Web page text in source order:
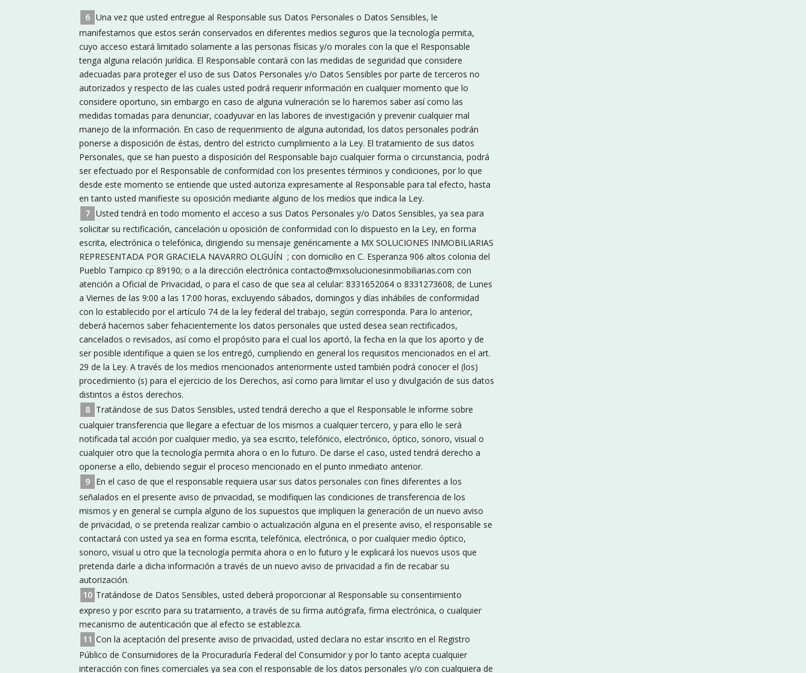
Una vez que usted entregue al Responsable sus Datos Personales o Datos Sensibles, le
manifestamos que estos serán conservados en diferentes medios seguros que la tecnología permita,
cuyo acceso estará limitado solamente a las personas físicas y/o morales con la que el Responsable
tenga alguna relación jurídica.​ El Responsable contará con las medidas de seguridad que considere
adecuadas para proteger el uso de sus Datos Personales y/o Datos Sensibles por parte de terceros no
autorizados y respecto de las cuales usted podrá requerir información en cualquier momento que lo
considere oportuno, sin embargo en caso de alguna vulneración se lo haremos saber así como las
medidas tomadas para denunciar, coadyuvar en las labores de investigación y prevenir cualquier mal
manejo de la información. En caso de requerimiento de alguna autoridad, los datos personales podrán
ponerse a disposición de éstas, dentro del estricto cumplimiento a la Ley. El tratamiento de sus datos
Personales, que se han puesto a disposición del Responsable bajo cualquier forma o circunstancia, podrá
ser efectuado por el Responsable de conformidad con los presentes términos y condiciones, por lo que
desde este momento se entiende que usted autoriza expresamente al Responsable para tal efecto, hasta
en tanto usted manifieste su oposición mediante alguno de los medios que indica la Ley.
Usted tendrá en todo momento el acceso a sus Datos Personales y/o Datos Sensibles, ya sea para
solicitar su rectificación, cancelación u oposición de conformidad con lo dispuesto en la Ley, en forma
escrita, electrónica o telefónica, dirigiendo su mensaje genéricamente a MX SOLUCIONES INMOBILIARIAS
REPRESENTADA POR GRACIELA NAVARRO OLGUÍN ; con domicilio en C. Esperanza 906 altos colonia del
Pueblo Tampico cp 89190; o a la dirección electrónica contacto@mxsolucionesinmobiliarias.com con
atención a Oficial de Privacidad, o para el caso de que sea al celular: 8331652064 o 8331273608, de Lunes
a Viernes de las 9:00 a las 17:00 horas, excluyendo sábados, domingos y días inhábiles de conformidad
con lo establecido por el artículo 74 de la ley federal del trabajo, según corresponda. Para lo anterior,
deberá hacernos saber fehacientemente los datos personales que usted desea sean rectificados,
cancelados o revisados, así como el propósito para el cual los aportó, la fecha en la que los aporto y de
ser posible identifique a quien se los entregó, cumpliendo en general los requisitos mencionados en el art.
29 de la Ley. A través de los medios mencionados anteriormente usted también podrá conocer el (los)
procedimiento (s) para el ejercicio de los Derechos, así como para limitar el uso y divulgación de sus datos
distintos a éstos derechos.
Tratándose de sus Datos Sensibles, usted tendrá derecho a que el Responsable le informe sobre
cualquier transferencia que llegare a efectuar de los mismos a cualquier tercero, y para ello le será
notificada tal acción por cualquier medio, ya sea escrito, telefónico, electrónico, óptico, sonoro, visual o
cualquier otro que la tecnología permita ahora o en lo futuro. De darse el caso, usted tendrá derecho a
oponerse a ello, debiendo seguir el proceso mencionado en el punto inmediato anterior.
En el caso de que el responsable requiera usar sus datos personales con fines diferentes a los
señalados en el presente aviso de privacidad, se modifiquen las condiciones de transferencia de los
mismos y en general se cumpla alguno de los supuestos que impliquen la generación de un nuevo aviso
de privacidad, o se pretenda realizar cambio o actualización alguna en el presente aviso, el responsable se
contactará con usted ya sea en forma escrita, telefónica, electrónica, o por cualquier medio óptico,
sonoro, visual u otro que la tecnología permita ahora o en lo futuro y le explicará los nuevos usos que
pretenda darle a dicha información a través de un nuevo aviso de privacidad a fin de recabar su
autorización.
Tratándose de Datos Sensibles, usted deberá proporcionar al Responsable su consentimiento
expreso y por escrito para su tratamiento, a través de su firma autógrafa, firma electrónica, o cualquier
mecanismo de autenticación que al efecto se establezca.
Con la aceptación del presente aviso de privacidad, usted declara no estar inscrito en el Registro
Público de Consumidores de la Procuraduría Federal del Consumidor y por lo tanto acepta cualquier
interacción con fines comerciales ya sea con el responsable de los datos personales y/o con cualquiera de